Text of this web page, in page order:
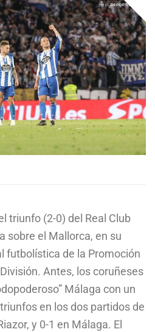
triunfo (2-0) del Real Club
sobre el Mallorca, en su
futbolística de la Promoción
Antes, los coruñeses
Málaga con un
en los dos partidos de
y 0-1 en Málaga. El